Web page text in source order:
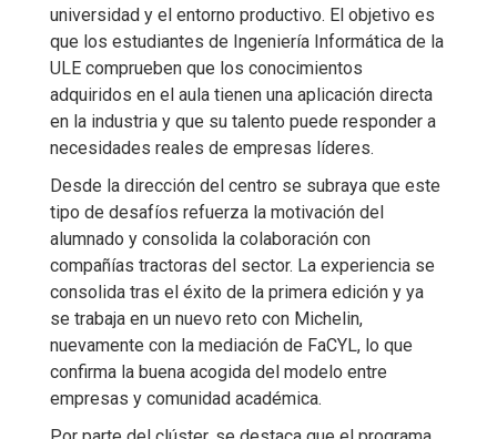
universidad y el entorno productivo. El objetivo es
que los estudiantes de Ingeniería Informática de la
ULE comprueben que los conocimientos
adquiridos en el aula tienen una aplicación directa
en la industria y que su talento puede responder a
necesidades reales de empresas líderes.
Desde la dirección del centro se subraya que este
tipo de desafíos refuerza la motivación del
alumnado y consolida la colaboración con
compañías tractoras del sector. La experiencia se
consolida tras el éxito de la primera edición y ya
se trabaja en un nuevo reto con Michelin,
nuevamente con la mediación de FaCYL, lo que
confirma la buena acogida del modelo entre
empresas y comunidad académica.